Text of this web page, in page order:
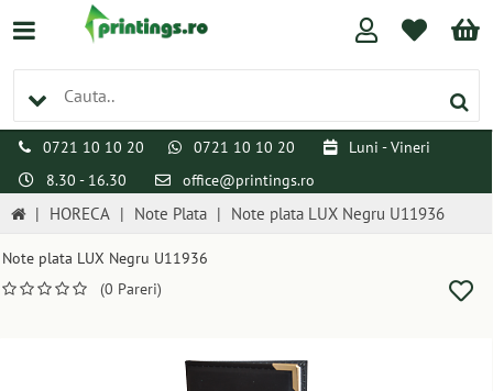
0721 10 10 20 0721 10 10 20
Luni - Vineri
8.30 - 16.30
office@printings.ro
| HORECA | Note Plata | Note plata LUX Negru U11936
Note plata LUX Negru U11936
(0 Pareri)